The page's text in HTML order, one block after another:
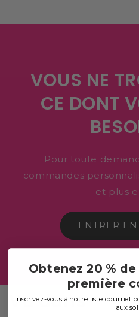
VOUS NE
CE DONT
Pour toute
commandes
et plus
ENTRER
Vu dans
Obtenez 20 %
première
Inscrivez-vous à notre liste courriel
aux